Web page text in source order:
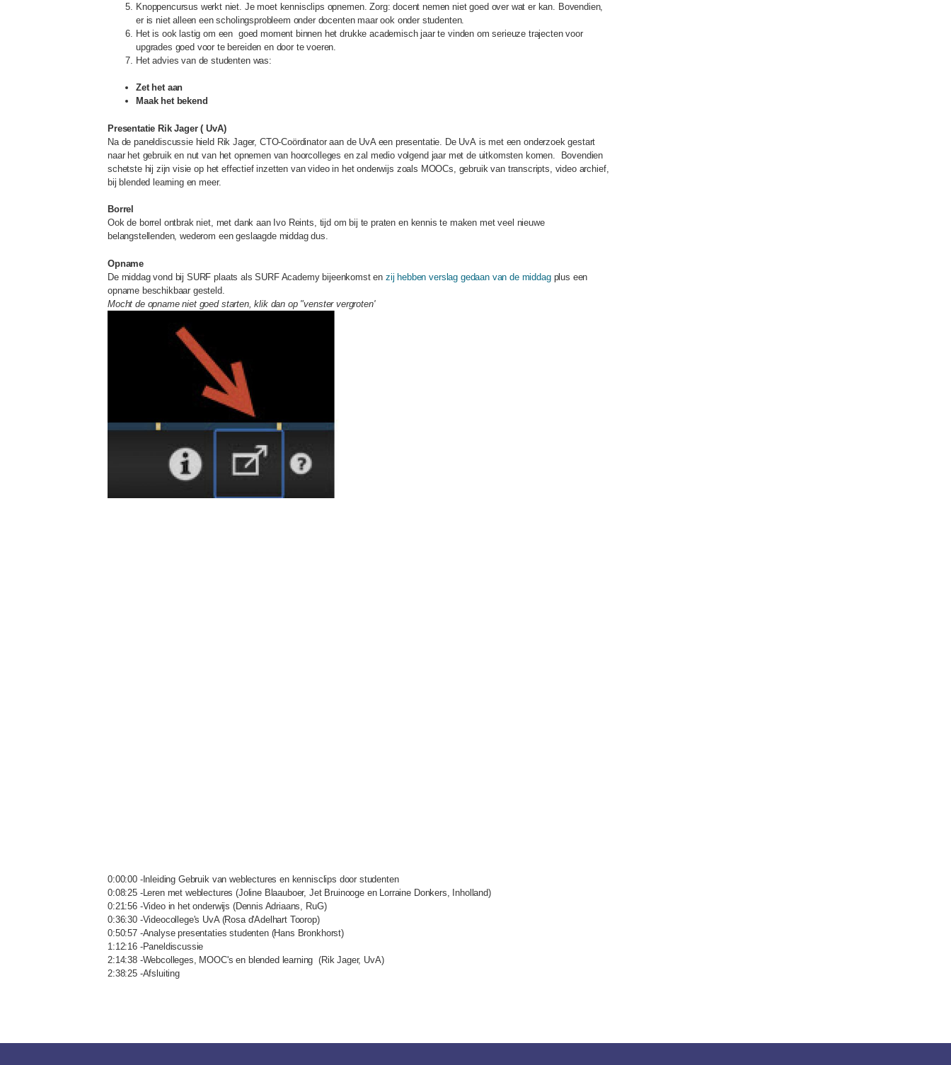
Knoppencursus werkt niet. Je moet kennisclips opnemen. Zorg: docent nemen niet goed over wat er kan. Bovendien,
er is niet alleen een scholingsprobleem onder docenten maar ook onder studenten.
Het is ook lastig om een goed moment binnen het drukke academisch jaar te vinden om serieuze trajecten voor
upgrades goed voor te bereiden en door te voeren.
Het advies van de studenten was:
Zet het aan
Maak het bekend
Presentatie Rik Jager ( UvA)
Na de paneldiscussie hield Rik Jager, CTO-Coördinator aan de UvA een presentatie. De UvA is met een onderzoek gestart
naar het gebruik en nut van het opnemen van hoorcolleges en zal medio volgend jaar met de uitkomsten komen. Bovendien
schetste hij zijn visie op het effectief inzetten van video in het onderwijs zoals MOOCs, gebruik van transcripts, video archief,
bij blended learning en meer.
Borrel
Ook de borrel ontbrak niet, met dank aan Ivo Reints, tijd om bij te praten en kennis te maken met veel nieuwe
belangstellenden, wederom een geslaagde middag dus.
Opname
De middag vond bij SURF plaats als SURF Academy bijeenkomst en zij hebben verslag gedaan van de middagplus een
opname beschikbaar gesteld.
Mocht de opname niet goed starten, klik dan op "venster vergroten'
0:00:00 -Inleiding Gebruik van weblectures en kennisclips door studenten
0:08:25 -Leren met weblectures (Joline Blaauboer, Jet Bruinooge en Lorraine Donkers, Inholland)
0:21:56 -Video in het onderwijs (Dennis Adriaans, RuG)
0:36:30 -Videocollege's UvA (Rosa d'Adelhart Toorop)
0:50:57 -Analyse presentaties studenten (Hans Bronkhorst)
1:12:16 -Paneldiscussie
2:14:38 -Webcolleges, MOOC's en blended learning (Rik Jager, UvA)
2:38:25 -Afsluiting